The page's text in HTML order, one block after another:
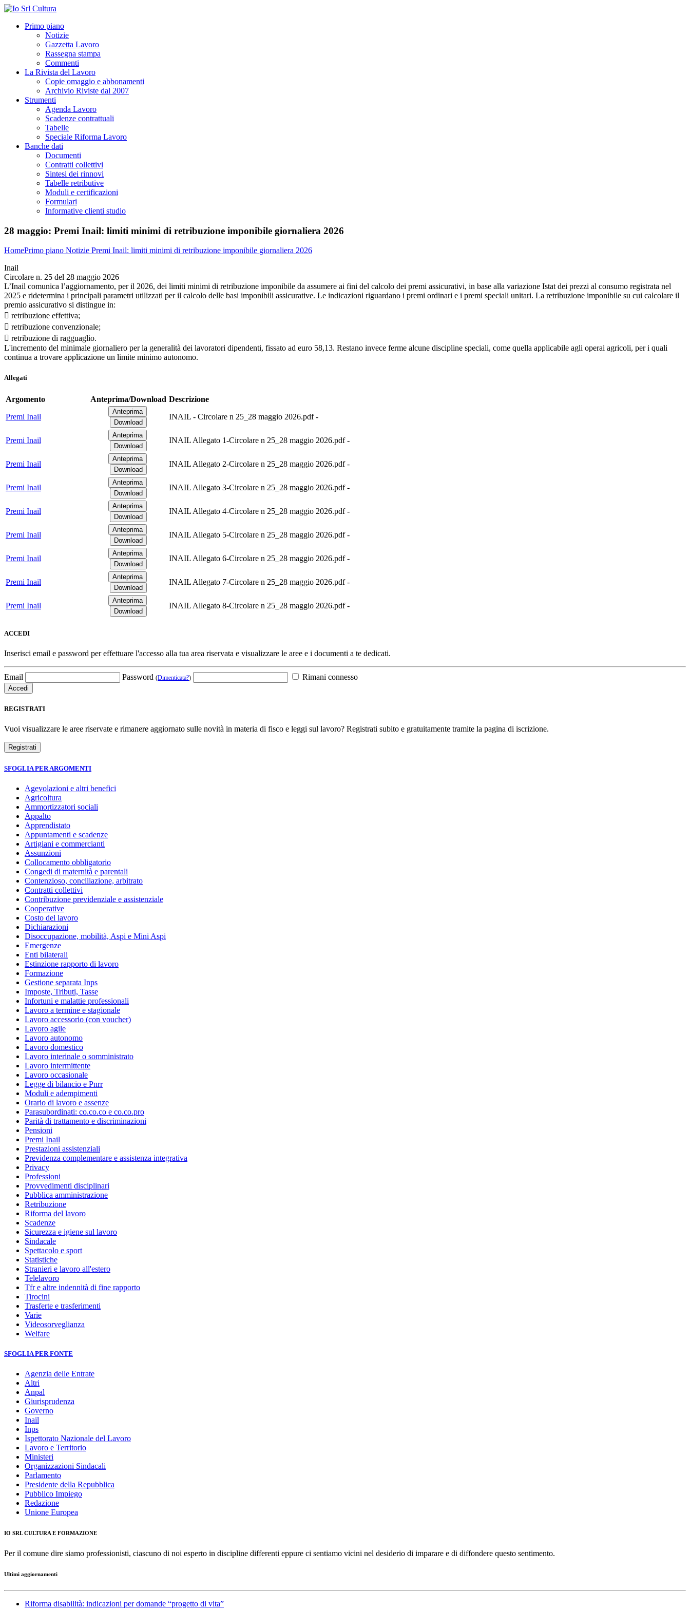
Primo piano
Notizie
Gazzetta Lavoro
Rassegna stampa
Commenti
La Rivista del Lavoro
Copie omaggio e abbonamenti
Archivio Riviste dal 2007
Strumenti
Agenda Lavoro
Scadenze contrattuali
Tabelle
Speciale Riforma Lavoro
Banche dati
Documenti
Contratti collettivi
Sintesi dei rinnovi
Tabelle retributive
Moduli e certificazioni
Formulari
Informative clienti studio
28 maggio: Premi Inail: limiti minimi di retribuzione imponibile giornaliera 2026
HomePrimo piano Notizie Premi Inail: limiti minimi di retribuzione imponibile giornaliera 2026
Inail
Circolare n. 25 del 28 maggio 2026
L’Inail comunica l’aggiornamento, per il 2026, dei limiti minimi di retribuzione imponibile da assumere ai fini del calcolo dei premi assicurativi, in base alla variazione Istat dei prezzi al consumo registrata nel
2025 e ridetermina i principali parametri utilizzati per il calcolo delle basi imponibili assicurative. Le indicazioni riguardano i premi ordinari e i premi speciali unitari. La retribuzione imponibile su cui calcolare il
premio assicurativo si distingue in:
 retribuzione effettiva;
 retribuzione convenzionale;
 retribuzione di ragguaglio.
L'incremento del minimale giornaliero per la generalità dei lavoratori dipendenti, fissato ad euro 58,13. Restano invece ferme alcune discipline speciali, come quella applicabile agli operai agricoli, per i quali
continua a trovare applicazione un limite minimo autonomo.
Allegati
Argomento Anteprima/Download Descrizione
Premi Inail
INAIL - Circolare n 25_28 maggio 2026.pdf -
Premi Inail INAIL Allegato 1-Circolare n 25_28 maggio 2026.pdf -
Premi Inail INAIL Allegato 2-Circolare n 25_28 maggio 2026.pdf -
Premi Inail INAIL Allegato 3-Circolare n 25_28 maggio 2026.pdf -
Premi Inail INAIL Allegato 4-Circolare n 25_28 maggio 2026.pdf -
Premi Inail INAIL Allegato 5-Circolare n 25_28 maggio 2026.pdf -
Premi Inail INAIL Allegato 6-Circolare n 25_28 maggio 2026.pdf -
Premi Inail INAIL Allegato 7-Circolare n 25_28 maggio 2026.pdf -
Premi Inail INAIL Allegato 8-Circolare n 25_28 maggio 2026.pdf -
ACCEDI
Inserisci email e password per effettuare l'accesso alla tua area riservata e visualizzare le aree e i documenti a te dedicati.
Email Password (Dimenticata?) Rimani connesso
REGISTRATI
Vuoi visualizzare le aree riservate e rimanere aggiornato sulle novità in materia di fisco e leggi sul lavoro? Registrati subito e gratuitamente tramite la pagina di iscrizione.
SFOGLIA PER ARGOMENTI
Agevolazioni e altri benefici
Agricoltura
Ammortizzatori sociali
Appalto
Apprendistato
Appuntamenti e scadenze
Artigiani e commercianti
Assunzioni
Collocamento obbligatorio
Congedi di maternità e parentali
Contenzioso, conciliazione, arbitrato
Contratti collettivi
Contribuzione previdenziale e assistenziale
Cooperative
Costo del lavoro
Dichiarazioni
Disoccupazione, mobilità, Aspi e Mini Aspi
Emergenze
Enti bilaterali
Estinzione rapporto di lavoro
Formazione
Gestione separata Inps
Imposte, Tributi, Tasse
Infortuni e malattie professionali
Lavoro a termine e stagionale
Lavoro accessorio (con voucher)
Lavoro agile
Lavoro autonomo
Lavoro domestico
Lavoro interinale o somministrato
Lavoro intermittente
Lavoro occasionale
Legge di bilancio e Pnrr
Moduli e adempimenti
Orario di lavoro e assenze
Parasubordinati: co.co.co e co.co.pro
Parità di trattamento e discriminazioni
Pensioni
Premi Inail
Prestazioni assistenziali
Previdenza complementare e assistenza integrativa
Privacy
Professioni
Provvedimenti disciplinari
Pubblica amministrazione
Retribuzione
Riforma del lavoro
Scadenze
Sicurezza e igiene sul lavoro
Sindacale
Spettacolo e sport
Statistiche
Stranieri e lavoro all'estero
Telelavoro
Tfr e altre indennità di fine rapporto
Tirocini
Trasferte e trasferimenti
Varie
Videosorveglianza
Welfare
SFOGLIA PER FONTE
Agenzia delle Entrate
Altri
Anpal
Giurisprudenza
Governo
Inail
Inps
Ispettorato Nazionale del Lavoro
Lavoro e Territorio
Ministeri
Organizzazioni Sindacali
Parlamento
Presidente della Repubblica
Pubblico Impiego
Redazione
Unione Europea
IO SRL CULTURA E FORMAZIONE
Per il comune dire siamo professionisti, ciascuno di noi esperto in discipline differenti eppure ci sentiamo vicini nel desiderio di imparare e di diffondere questo sentimento.
Ultimi aggiornamenti
Riforma disabilità: indicazioni per domande “progetto di vita”